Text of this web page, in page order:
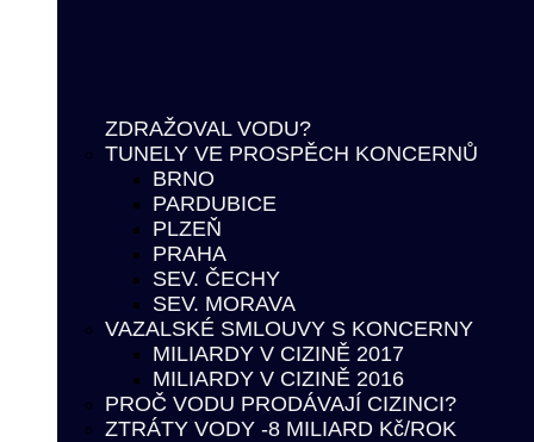
ZDRAŽOVAL VODU?
TUNELY VE PROSPĚCH KONCERNŮ
BRNO
PARDUBICE
PLZEŇ
PRAHA
SEV. ČECHY
SEV. MORAVA
VAZALSKÉ SMLOUVY S KONCERNY
MILIARDY V CIZINĚ 2017
MILIARDY V CIZINĚ 2016
PROČ VODU PRODÁVAJÍ CIZINCI?
ZTRÁTY VODY -8 MILIARD Kč/ROK